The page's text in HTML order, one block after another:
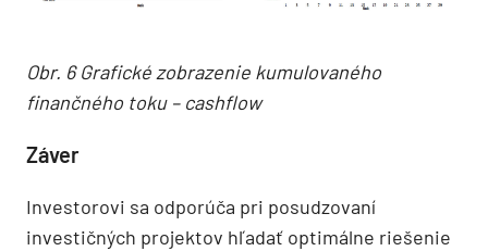
Obr. 6 Grafické zobrazenie kumulovaného
finančného toku – cashflow
Záver
Investorovi sa odporúča pri posudzovaní
investičných projektov hľadať optimálne riešenie